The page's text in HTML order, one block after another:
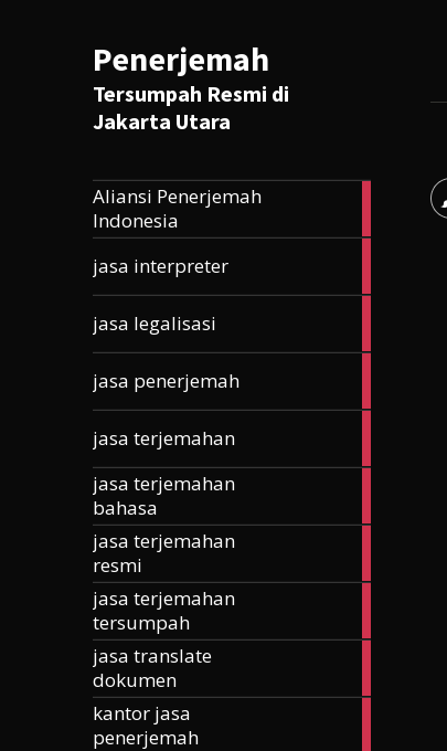
Penerjemah
Tersumpah Resmi di
Jakarta Utara
Aliansi Penerjemah
Indonesia
jasa interpreter
jasa legalisasi
jasa penerjemah
jasa terjemahan
jasa terjemahan
bahasa
jasa terjemahan
resmi
jasa terjemahan
tersumpah
jasa translate
dokumen
kantor jasa
penerjemah